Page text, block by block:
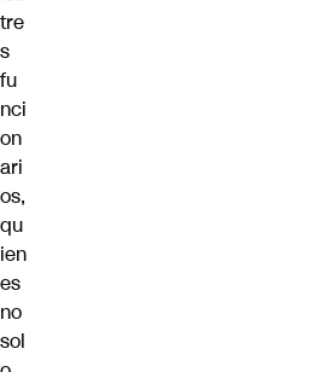
tre
s
fu
nci
on
ari
os,
qu
ien
es
no
sol